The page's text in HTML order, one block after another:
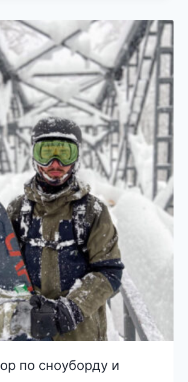
по сноуборду и